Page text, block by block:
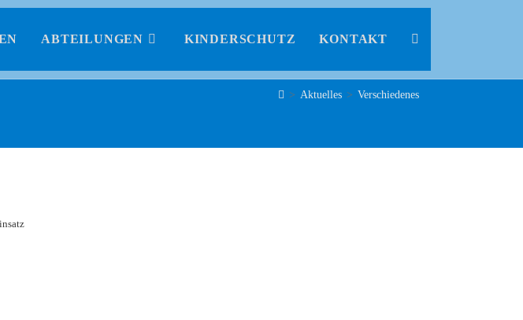
ABTEILUNGEN KINDERSCHUTZ KONTAKT
> Aktuelles > Verschiedenes